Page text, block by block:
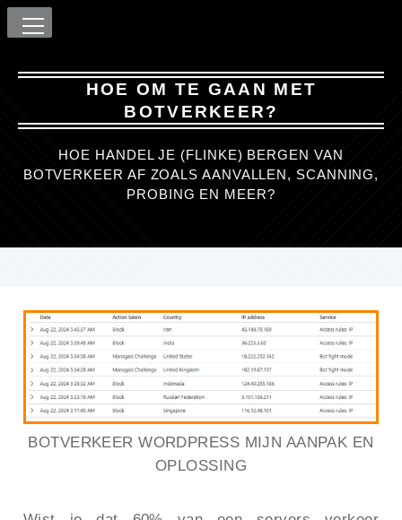
HOE OM TE GAAN MET
BOTVERKEER?
HOE HANDEL JE (FLINKE) BERGEN VAN
BOTVERKEER AF ZOALS AANVALLEN, SCANNING,
PROBING EN MEER?
BOTVERKEER WORDPRESS MIJN AANPAK EN
OPLOSSING